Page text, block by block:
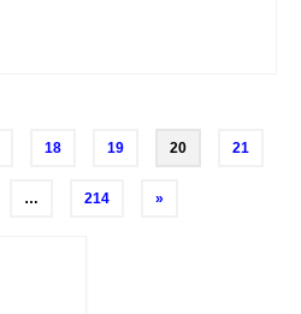
18 19 20 21
… 214 »